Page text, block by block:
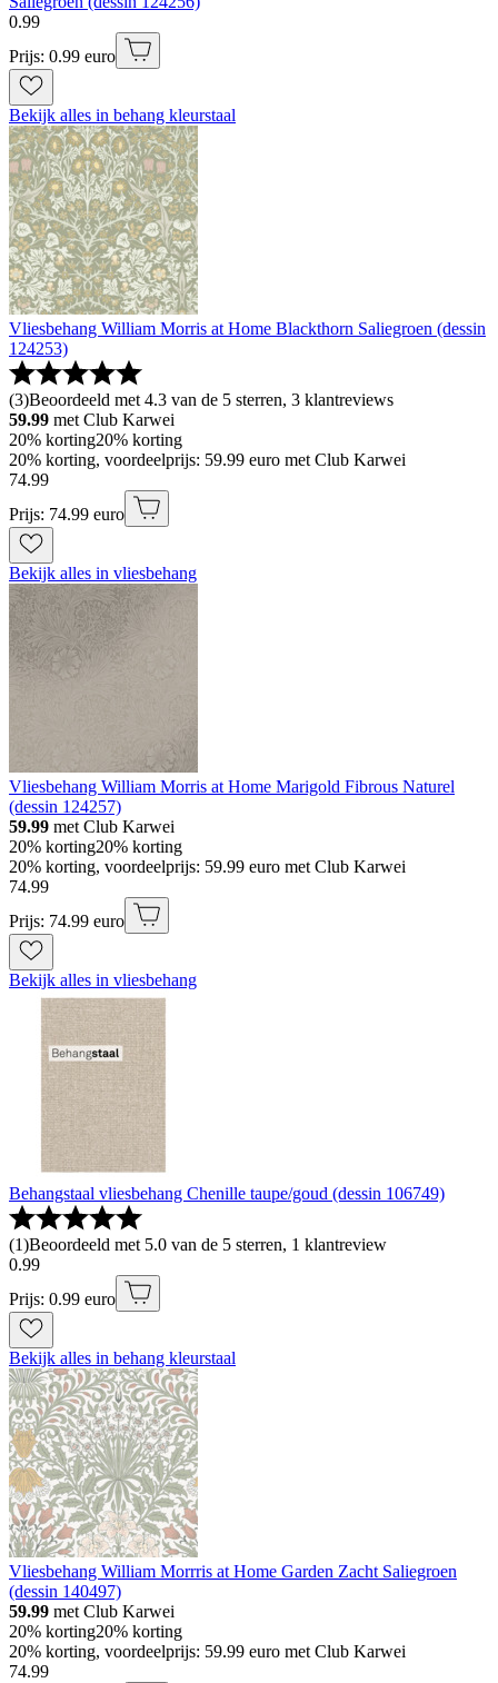
0.99
Prijs: 0.99 euro
Bekijk alles in behang kleurstaal
Vliesbehang William Morris at Home Blackthorn Saliegroen (dessin
124253)
(3)Beoordeeld met 4.3 van de 5 sterren, 3 klantreviews
59.99 met Club Karwei
20% korting20% korting
20% korting, voordeelprijs: 59.99 euro met Club Karwei
74.99
Prijs: 74.99 euro
Bekijk alles in vliesbehang
Vliesbehang William Morris at Home Marigold Fibrous Naturel
(dessin 124257)
59.99 met Club Karwei
20% korting20% korting
20% korting, voordeelprijs: 59.99 euro met Club Karwei
74.99
Prijs: 74.99 euro
Bekijk alles in vliesbehang
Behangstaal vliesbehang Chenille taupe/goud (dessin 106749)
(1)Beoordeeld met 5.0 van de 5 sterren, 1 klantreview
0.99
Prijs: 0.99 euro
Bekijk alles in behang kleurstaal
Vliesbehang William Morrris at Home Garden Zacht Saliegroen
(dessin 140497)
59.99 met Club Karwei
20% korting20% korting
20% korting, voordeelprijs: 59.99 euro met Club Karwei
74.99